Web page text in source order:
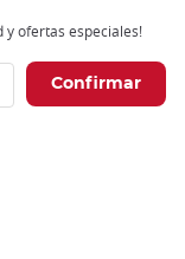
y ofertas especiales!